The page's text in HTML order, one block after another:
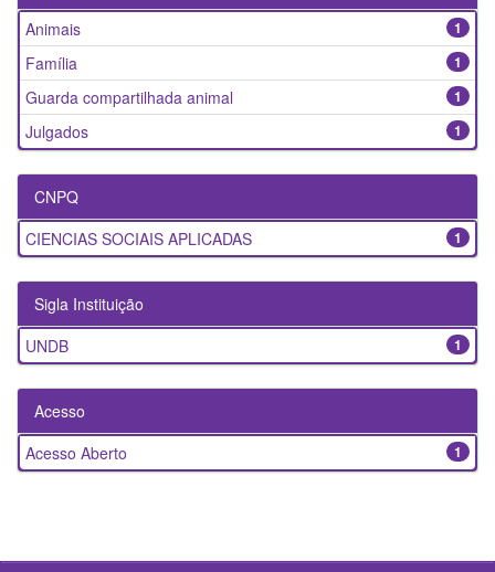
1
Animais
1
Família
1
Guarda compartilhada animal
1
Julgados
CNPQ
1
CIENCIAS SOCIAIS APLICADAS
Sigla Instituição
1
UNDB
Acesso
1
Acesso Aberto